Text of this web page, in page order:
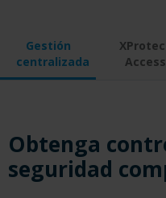
Gestión
centralizada
Access
Obtenga
seguridad